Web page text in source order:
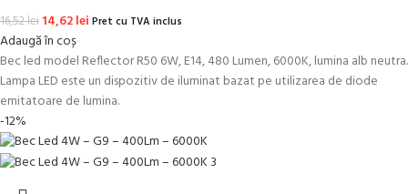
16,52lei Prețul inițial a fost: 16,52 lei.
14,62leiPrețul curent este: 14,62 lei.
Pret cu TVA inclus
Adaugă în coș
Bec led model Reflector R50 6W, E14, 480 Lumen, 6000K, lumina alb neutra.
Lampa LED este un dispozitiv de iluminat bazat pe utilizarea de diode
emitatoare de lumina.
-12%